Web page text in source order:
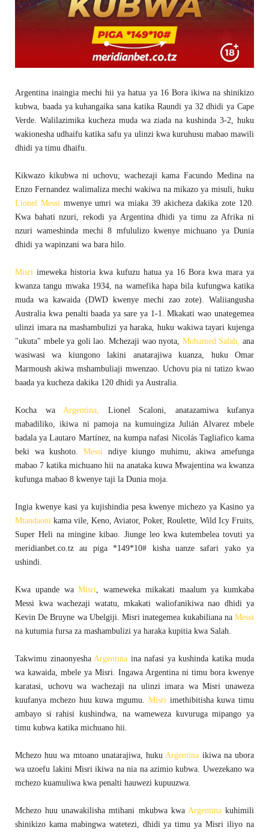
Argentina inaingia mechi hii ya hatua ya 16 Bora ikiwa na shinikizo
kubwa, baada ya kuhangaika sana katika Raundi ya 32 dhidi ya Cape
Verde. Walilazimika kucheza muda wa ziada na kushinda 3-2, huku
wakionesha udhaifu katika safu ya ulinzi kwa kuruhusu mabao mawili
dhidi ya timu dhaifu.
Kikwazo kikubwa ni uchovu; wachezaji kama Facundo Medina na
Enzo Fernandez walimaliza mechi wakiwa na mikazo ya misuli, huku
Lionel Messimwenye umri wa miaka 39 akicheza dakika zote 120.
Kwa bahati nzuri, rekodi ya Argentina dhidi ya timu za Afrika ni
nzuri wameshinda mechi 8 mfululizo kwenye michuano ya Dunia
dhidi ya wapinzani wa bara hilo.
Misri imeweka historia kwa kufuzu hatua ya 16 Bora kwa mara ya
kwanza tangu mwaka 1934, na wamefika hapa bila kufungwa katika
muda wa kawaida (DWD kwenye mechi zao zote). Waliiangusha
Australia kwa penalti baada ya sare ya 1-1. Mkakati wao unategemea
ulinzi imara na mashambulizi ya haraka, huku wakiwa tayari kujenga
"ukuta" mbele ya goli lao. Mchezaji wao nyota, Mohamed Salah, ana
wasiwasi wa kiungono lakini anatarajiwa kuanza, huku Omar
Marmoush akiwa mshambuliaji mwenzao. Uchovu pia ni tatizo kwao
baada ya kucheza dakika 120 dhidi ya Australia.
Kocha wa Argentina, Lionel Scaloni, anatazamiwa kufanya
mabadiliko, ikiwa ni pamoja na kumuingiza Julián Alvarez mbele
badala ya Lautaro Martínez, na kumpa nafasi Nicolás Tagliafico kama
beki wa kushoto. Messindiye kiungo muhimu, akiwa amefunga
mabao 7 katika michuano hii na anataka kuwa Mwajentina wa kwanza
kufunga mabao 8 kwenye taji la Dunia moja.
Ingia kwenye kasi ya kujishindia pesa kwenye michezo ya Kasino ya
Mtandaoni kama vile, Keno, Aviator, Poker, Roulette, Wild Icy Fruits,
Super Heli na mingine kibao. Jiunge leo kwa kutembelea tovuti ya
meridianbet.co.tz au piga *149*10# kisha uanze safari yako ya
ushindi.
Kwa upande waMisri, wameweka mikakati maalum ya kumkaba
Messi kwa wachezaji watatu, mkakati waliofanikiwa nao dhidi ya
Kevin De Bruyne wa Ubelgiji. Misri inategemea kukabiliana na Messi
na kutumia fursa za mashambulizi ya haraka kupitia kwa Salah.
Takwimu zinaonyesha Argentina ina nafasi ya kushinda katika muda
wa kawaida, mbele ya Misri. Ingawa Argentina ni timu bora kwenye
karatasi, uchovu wa wachezaji na ulinzi imara wa Misri unaweza
kuufanya mchezo huu kuwa mgumu. Misriimethibitisha kuwa timu
ambayo si rahisi kushindwa, na wameweza kuvuruga mipango ya
timu kubwa katika michuano hii.
Mchezo huu wa mtoano unatarajiwa, hukuArgentina ikiwa na ubora
wa uzoefu lakini Misri ikiwa na nia na azimio kubwa. Uwezekano wa
mchezo kuamuliwa kwa penalti hauwezi kupuuzwa.
Mchezo huu unawakilisha mtihani mkubwa kwa Argentinakuhimili
shinikizo kama mabingwa watetezi, dhidi ya timu ya Misri iliyo na